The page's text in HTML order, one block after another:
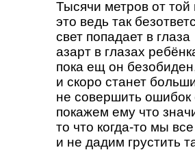
Тысячи метров от той
это ведь так
свет попадает в глаза
азарт в глазах
пока ещ он
и скоро станет
не совершить
покажем ему что
то что когда-то мы
и не дадим грустить